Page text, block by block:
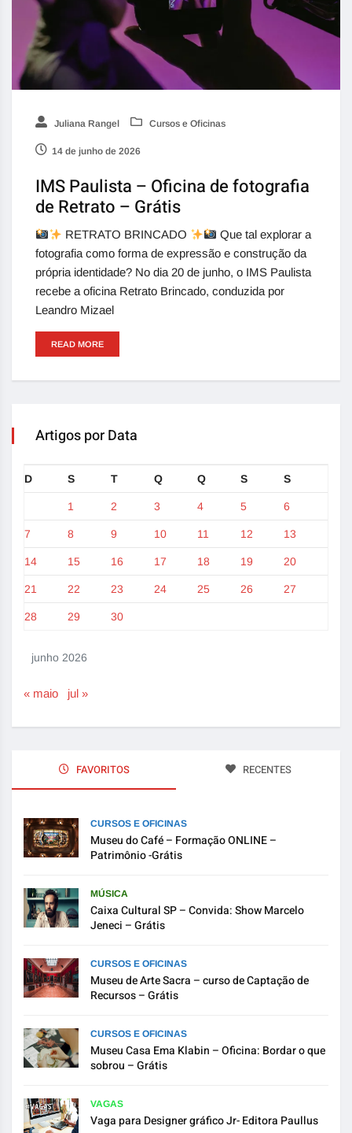
Juliana Rangel Cursos e Oficinas
14 de junho de 2026
IMS Paulista – Oficina de fotografia
de Retrato – Grátis
RETRATO BRINCADO
Que tal explorar a
fotografia como forma de expressão e construção da
própria identidade? No dia 20 de junho, o IMS Paulista
recebe a oficina Retrato Brincado, conduzida por
Leandro Mizael
READ MORE
Artigos por Data
junho 2026
D S T Q Q S S
1 2 3 4 5 6
7 8 9 10 11 12 13
14 15 16 17 18 19 20
21 22 23 24 25 26 27
28 29 30
« maio jul »
FAVORITOS RECENTES
CURSOS E OFICINAS
Museu do Café – Formação ONLINE –
Patrimônio -Grátis
MÚSICA
Caixa Cultural SP – Convida: Show Marcelo
Jeneci – Grátis
CURSOS E OFICINAS
Museu de Arte Sacra – curso de Captação de
Recursos – Grátis
CURSOS E OFICINAS
Museu Casa Ema Klabin – Oficina: Bordar o que
sobrou – Grátis
VAGAS
Vaga para Designer gráfico Jr- Editora Paullus